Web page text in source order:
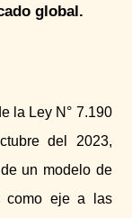
global.
la Ley N° 7.190
del 2023,
un modelo de
como eje a las